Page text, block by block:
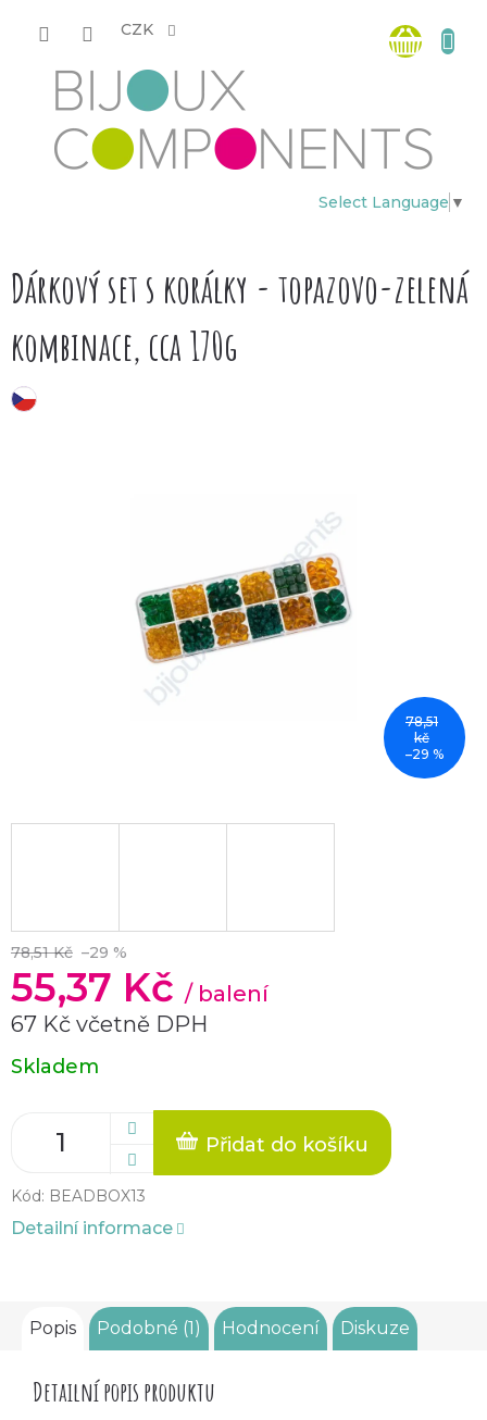
CZK
Select Language ▼
košík
Dárkový set s korálky - topazovo-zelená
kombinace, cca 170g
78,51
kč
–29 %
78,51 Kč –29 %
55,37 Kč / balení
67 Kč včetně DPH
Měrná
cena:
Skladem
Přidat do košíku
Kód: BEADBOX13
Detailní informace
Popis Podobné (1) Hodnocení Diskuze
Detailní popis produktu